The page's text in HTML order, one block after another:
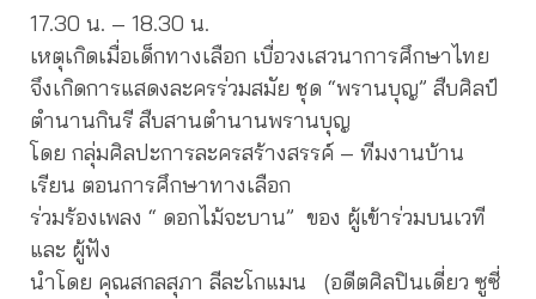
17.30 น. – 18.30 น.
เหตุเกิดเมื่อเด็กทางเลือก เบื่อวงเสวนาการศึกษาไทย
จึงเกิดการแสดงละครร่วมสมัย ชุด “พรานบุญ” สืบศิลป์
ตำนานกินรี สืบสานตำนานพรานบุญ
โดย กลุ่มศิลปะการละครสร้างสรรค์ – ทีมงานบ้าน
เรียน ตอนการศึกษาทางเลือก
ร่วมร้องเพลง “ ดอกไม้จะบาน” ของ ผู้เข้าร่วมบนเวที
และ ผู้ฟัง
นำโดย คุณสกลสุภา ลีละโกแมน (อดีตศิลปินเดี่ยว ซูซี่